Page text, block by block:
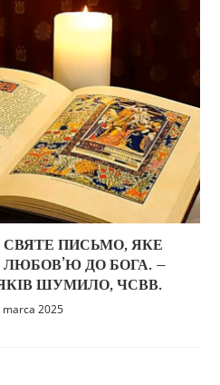
СВЯТЕ ПИСЬМО, ЯКЕ
ДО БОГА. –
ШУМИЛО, ЧСВВ.
marca 2025